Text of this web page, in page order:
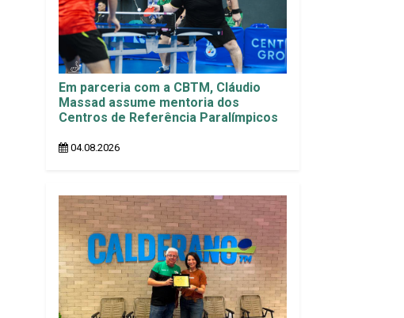
Em parceria com a CBTM, Cláudio
Massad assume mentoria dos
Centros de Referência Paralímpicos
04.08.2026